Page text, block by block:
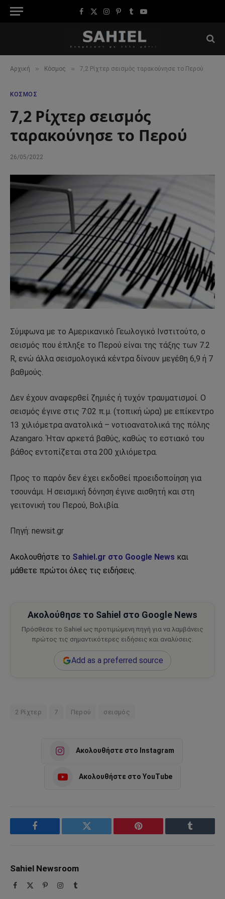
Facebook
X
Instagram
Pinterest
TumblrYouTube
Αρχική » Κόσμος » 7,2 Ρίχτερ σεισμός ταρακούνησε το Περού
ΚΌΣΜΟΣ
7,2 Ρίχτερ σεισμός
ταρακούνησε το Περού
26/05/2022
Σύμφωνα με το Αμερικανικό Γεωλογικό Ινστιτούτο, ο
σεισμός που έπληξε το Περού είναι της τάξης των 7.2
R, ενώ άλλα σεισμολογικά κέντρα δίνουν μεγέθη 6,9 ή 7
βαθμούς.
Δεν έχουν αναφερθεί ζημιές ή τυχόν τραυματισμοί. Ο
σεισμός έγινε στις 7:02 π.μ. (τοπική ώρα) με επίκεντρο
13 χιλιόμετρα ανατολικά – νοτιοανατολικά της πόλης
Azangaro. Ήταν αρκετά βαθύς, καθώς το εστιακό του
βάθος εντοπίζεται στα 200 χιλιόμετρα.
Προς το παρόν δεν έχει εκδοθεί προειδοποίηση για
τσουνάμι. Η σεισμική δόνηση έγινε αισθητή και στη
γειτονική του Περού, Βολιβία.
Πηγή: newsit.gr
Ακολουθήστε το Sahiel.gr στο Google News και
μάθετε πρώτοι όλες τις ειδήσεις.
Ακολούθησε το Sahiel στο Google News
Πρόσθεσε το Sahiel ως προτιμώμενη πηγή για να λαμβάνεις
πρώτος τις σημαντικότερες ειδήσεις και αναλύσεις.
Add as a preferred source
2 Ρίχτερ 7 Περού σεισμός
Ακολουθήστε στο Instagram
Ακολουθήστε στο YouTube
Facebook Twitter Pinterest Tumblr
Sahiel Newsroom
Facebook PinterestInstagram
Tumblr